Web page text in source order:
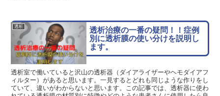
透析
透析治療の一番の疑問！！症例
別に透析膜の使い分けを説明し
ます。
透析室で働いていると沢山の透析器（ダイアライザーやヘモダイアフ
ィルター）があると思います。一見するとどれも同じような作りをし
ていて、違いがわからないと思います。この記事では、透析器に使わ